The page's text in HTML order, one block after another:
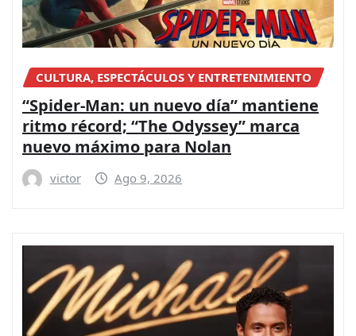
CULTURA, ESPECTÁCULOS Y ENTRETENIMIENTO
“Spider-Man: un nuevo día” mantiene
ritmo récord; “The Odyssey” marca
nuevo máximo para Nolan
victor Ago 9, 2026